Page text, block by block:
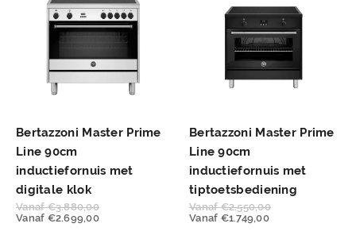
Bertazzoni Master Prime
Line 90cm
inductiefornuis met
digitale klok
Vanaf€3.880,00
Vanaf €2.699,00
Bertazzoni Master Prime
Line 90cm
inductiefornuis met
tiptoetsbediening
Vanaf€2.550,00
Vanaf €1.749,00